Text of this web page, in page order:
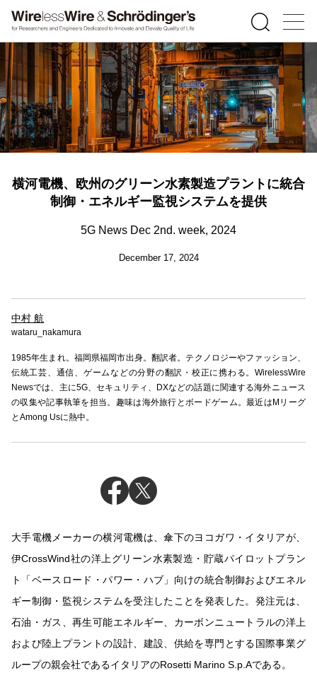
横河電機、欧州のグリーン水素製造プラントに統合
制御・エネルギー監視システムを提供
5G News Dec 2nd. week, 2024
December 17, 2024
中村 航
wataru_nakamura
1985年生まれ。福岡県福岡市出身。翻訳者。テクノロジーやファッション、
伝統工芸、通信、ゲームなどの分野の翻訳・校正に携わる。WirelessWire
Newsでは、主に5G、セキュリティ、DXなどの話題に関連する海外ニュース
の収集や記事執筆を担当。趣味は海外旅行とボードゲーム。最近はMリーグ
とAmong Usに熱中。
大手電機メーカーの横河電機は、傘下のヨコガワ・イタリアが、
伊CrossWind社の洋上グリーン水素製造・貯蔵パイロットプラン
ト「ベースロード・パワー・ハブ」向けの統合制御およびエネル
ギー制御・監視システムを受注したことを発表した。発注元は、
石油・ガス、再生可能エネルギー、カーボンニュートラルの洋上
および陸上プラントの設計、建設、供給を専門とする国際事業グ
ループの親会社であるイタリアのRosetti Marino S.p.Aである。